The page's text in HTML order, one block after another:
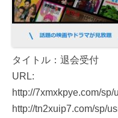
タイトル：退会受付
URL:
http://7xmxkpye.com/
http://tn2xuip7.com/sp/